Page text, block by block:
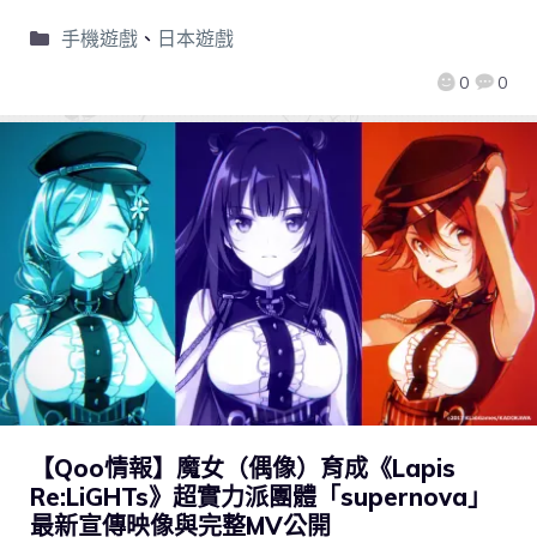
0 0
手機遊戲、 日本遊戲
【Qoo情報】魔女（偶像）育成《Lapis
Re:LiGHTs》超實力派團體「supernova」
最新宣傳映像與完整MV公開